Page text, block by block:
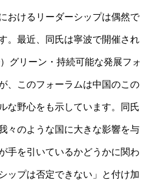
おけるリーダーシップは偶然で
。最近、同氏は寧波で開催され
グリーン・持続可能な発展フォ
、このフォーラムは中国のこの
な野心をも示しています。同氏
々のような国に大きな影響を与
手を引いているかどうかに関わ
ップは否定できない」と付け加